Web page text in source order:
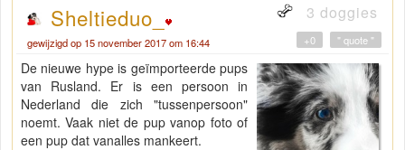
Sheltieduo_ 3 doggies
gewijzigd op 15 november 2017 om 16:44 " quote "
+0
De nieuwe hype is geïmporteerde pups
van Rusland. Er is een persoon in
Nederland die zich "tussenpersoon"
noemt. Vaak niet de pup vanop foto of
een pup dat vanalles mankeert.